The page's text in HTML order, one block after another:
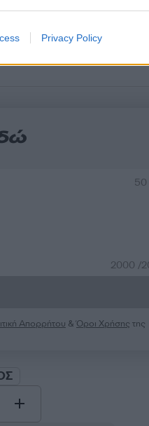
Privacy Policy
2000 /
Απορρήτου &Όροι Χρήσης της